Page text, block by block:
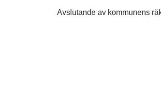
Avslutande av kommunens